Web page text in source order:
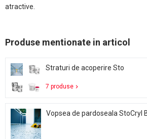
atractive.
Produse mentionate in articol
Straturi de acoperire Sto
7 produse
Vopsea de pardoseala StoCryl